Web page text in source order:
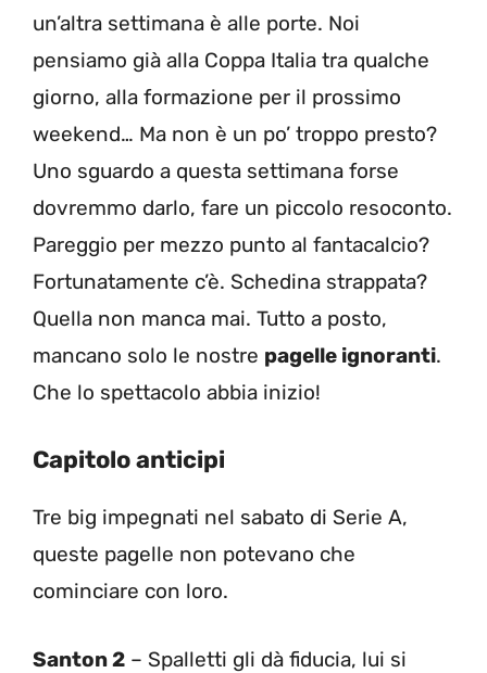
un’altra settimana è alle porte. Noi
pensiamo già alla Coppa Italia tra qualche
giorno, alla formazione per il prossimo
weekend… Ma non è un po’ troppo presto?
Uno sguardo a questa settimana forse
dovremmo darlo, fare un piccolo resoconto.
Pareggio per mezzo punto al fantacalcio?
Fortunatamente c’è. Schedina strappata?
Quella non manca mai. Tutto a posto,
mancano solo le nostre pagelle ignoranti.
Che lo spettacolo abbia inizio!
Capitolo anticipi
Tre big impegnati nel sabato di Serie A,
queste pagelle non potevano che
cominciare con loro.
Santon 2 – Spalletti gli dà fiducia, lui si